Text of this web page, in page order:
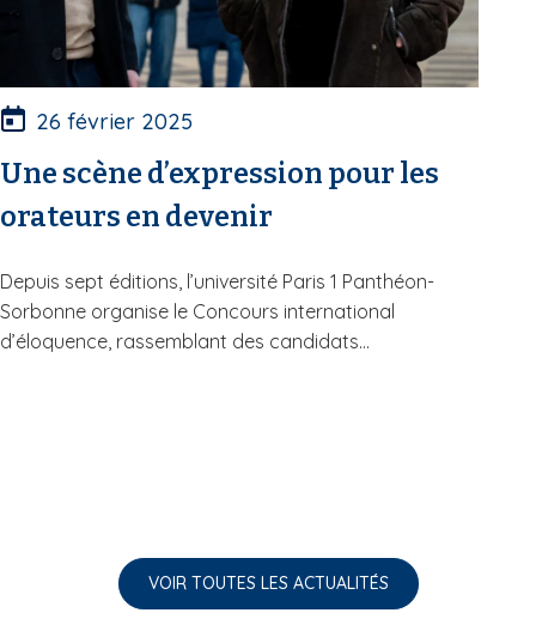
26 février 2025
Une scène d’expression pour les
orateurs en devenir
Depuis sept éditions, l’université Paris 1 Panthéon-
Sorbonne organise le Concours international
d’éloquence, rassemblant des candidats...
VOIR TOUTES LES ACTUALITÉS